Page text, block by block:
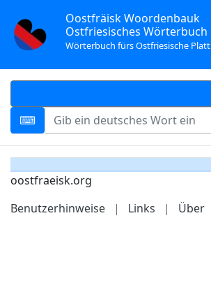
Oostfräisk Woordenbauk
Ostfriesisches Wörterbuch
Wörterbuch fürs Ostfriesische Platt
oostfraeisk.org
Benutzerhinweise
| Links | Über